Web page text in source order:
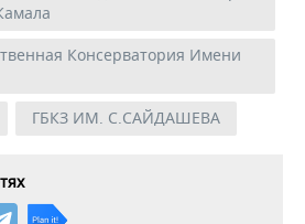
Консерватория Имени
ГБКЗ ИМ. С.САЙДАШЕВА